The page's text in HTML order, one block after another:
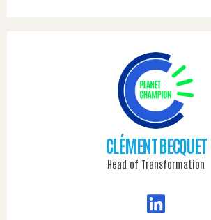
CLÉMENT BECQUET
Head of Transformation